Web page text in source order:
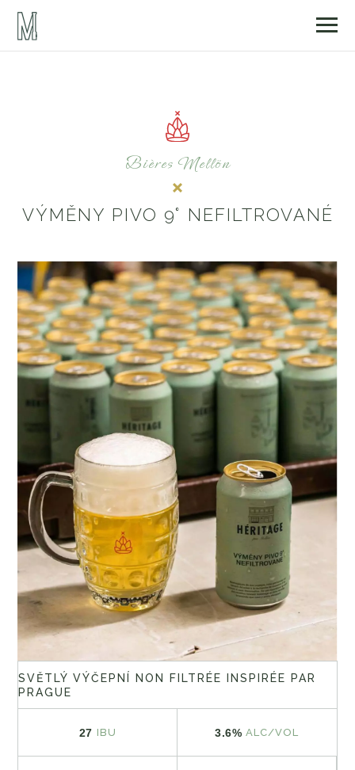
Bières Mellön
VÝMĚNY PIVO 9° NEFILTROVANÉ
SVĚTLÝ VÝČEPNÍ NON FILTRÉE INSPIRÉE PAR
PRAGUE
27 IBU 3.6% ALC/VOL